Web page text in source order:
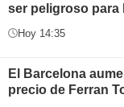
ser peligroso para
Hoy 14:35
El Barcelona
precio de Ferran